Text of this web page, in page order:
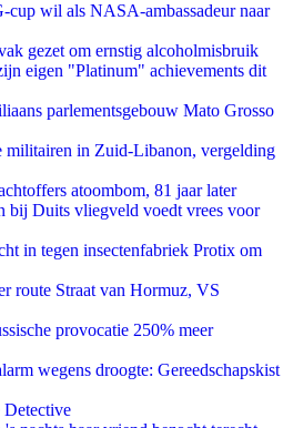
cup wil als NASA-ambassadeur naar
gezet om ernstig alcoholmisbruik
eigen "Platinum" achievements dit
parlementsgebouw Mato Grosso
militairen in Zuid-Libanon, vergelding
atoombom, 81 jaar later
bij Duits vliegveld voedt vrees voor
in tegen insectenfabriek Protix om
route Straat van Hormuz, VS
provocatie 250% meer
wegens droogte: Gereedschapskist
Detective